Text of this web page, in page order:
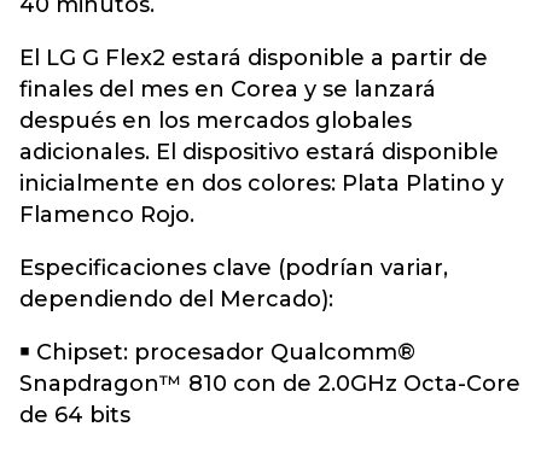
El LG G Flex2 estará disponible a partir de
finales del mes en Corea y se lanzará
después en los mercados globales
adicionales. El dispositivo estará disponible
inicialmente en dos colores: Plata Platino y
Flamenco Rojo.
Especificaciones clave (podrían variar,
dependiendo del Mercado):
￭ Chipset: procesador Qualcomm®
Snapdragon™ 810 con de 2.0GHz Octa-Core
de 64 bits